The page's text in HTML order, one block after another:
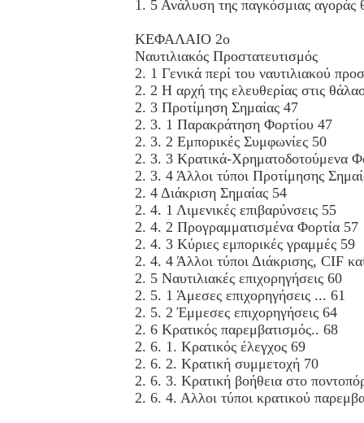
1. 5 Ανάλυση της παγκόσμιας
ΚΕΦΑΛΑΙΟ 2ο
Ναυτιλιακός Προστατευτισμός
2. 1 Γενικά περί του ναυτιλιακού
2. 2 Η αρχή της ελευθερίας στις
2. 3 Προτίμηση Σημαίας 47
2. 3. 1 Παρακράτηση Φορτίου 47
2. 3. 2 Εμπορικές Συμφωνίες 50
2. 3. 3 Κρατικά-Χρηματοδοτούμενα
2. 3. 4 Άλλοι τύποι Προτίμησης
2. 4 Διάκριση Σημαίας 54
2. 4. 1 Λιμενικές επιβαρύνσεις 55
2. 4. 2 Προγραμματισμένα Φορτία 57
2. 4. 3 Κύριες εμπορικές γραμμές 59
2. 4. 4 Άλλοι τύποι Διάκρισης, CΙF
2. 5 Ναυτιλιακές επιχορηγήσεις 60
2. 5. 1 Άμεσες επιχορηγήσεις ... 61
2. 5. 2 Έμμεσες επιχορηγήσεις 64
2. 6 Κρατικός παρεμβατισμός.. 68
2. 6. 1. Κρατικός έλεγχος 69
2. 6. 2. Κρατική συμμετοχή 70
2. 6. 3. Κρατική βοήθεια στο
2. 6. 4. Αλλοι τύποι κρατικού